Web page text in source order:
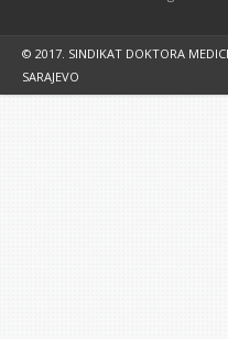
© 2017. SINDIKAT DOKTORA
SARAJEVO